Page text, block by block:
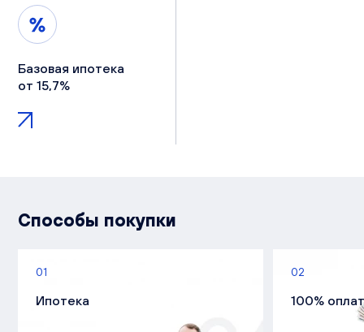
Базовая ипотека
от 15,7%
Способы покупки
01
Ипотека
02
100%